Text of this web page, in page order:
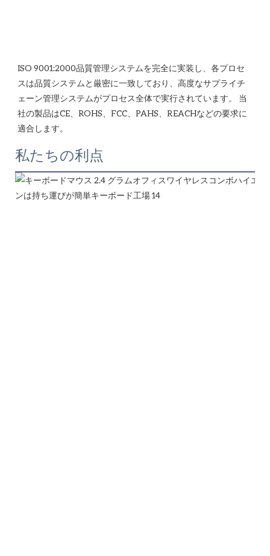
ISO 9001:2000品質管理システムを完全に実装し、各プロセ
スは品質システムと厳密に一致しており、高度なサプライチ
ェーン管理システムがプロセス全体で実行されています。 当
社の製品はCE、ROHS、FCC、PAHS、REACHなどの要求に
私たちの利点